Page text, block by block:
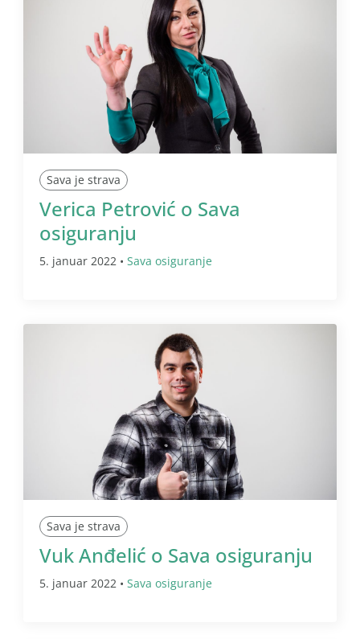
Sava je strava
Verica Petrović o Sava
osiguranju
5. januar 2022 • Sava osiguranje
Sava je strava
Vuk Anđelić o Sava osiguranju
5. januar 2022 • Sava osiguranje